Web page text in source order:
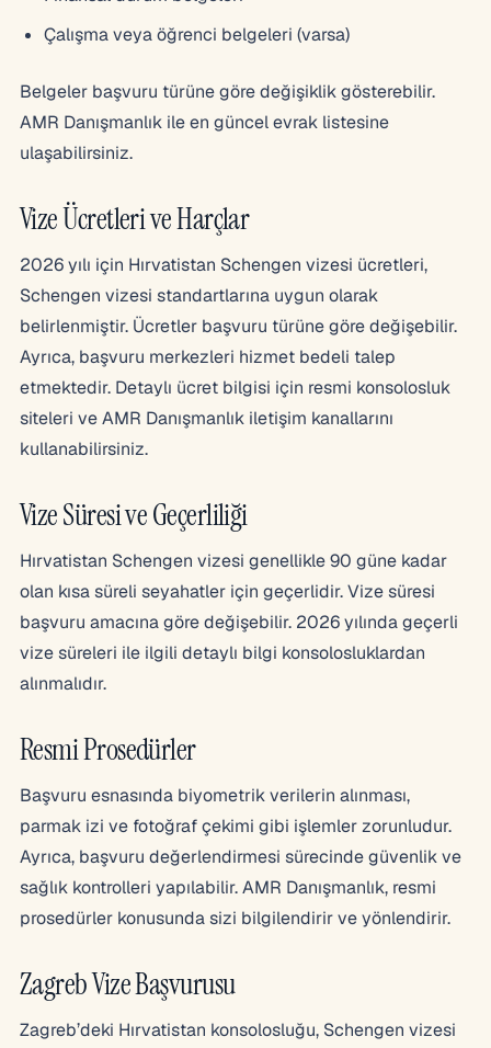
Çalışma veya öğrenci belgeleri (varsa)
Belgeler başvuru türüne göre değişiklik gösterebilir.
AMR Danışmanlık ile en güncel evrak listesine
ulaşabilirsiniz.
Vize Ücretleri ve Harçlar
2026 yılı için Hırvatistan Schengen vizesi ücretleri,
Schengen vizesi standartlarına uygun olarak
belirlenmiştir. Ücretler başvuru türüne göre değişebilir.
Ayrıca, başvuru merkezleri hizmet bedeli talep
etmektedir. Detaylı ücret bilgisi için resmi konsolosluk
siteleri ve AMR Danışmanlık iletişim kanallarını
kullanabilirsiniz.
Vize Süresi ve Geçerliliği
Hırvatistan Schengen vizesi genellikle 90 güne kadar
olan kısa süreli seyahatler için geçerlidir. Vize süresi
başvuru amacına göre değişebilir. 2026 yılında geçerli
vize süreleri ile ilgili detaylı bilgi konsolosluklardan
alınmalıdır.
Resmi Prosedürler
Başvuru esnasında biyometrik verilerin alınması,
parmak izi ve fotoğraf çekimi gibi işlemler zorunludur.
Ayrıca, başvuru değerlendirmesi sürecinde güvenlik ve
sağlık kontrolleri yapılabilir. AMR Danışmanlık, resmi
prosedürler konusunda sizi bilgilendirir ve yönlendirir.
Zagreb Vize Başvurusu
Zagreb’deki Hırvatistan konsolosluğu, Schengen vizesi